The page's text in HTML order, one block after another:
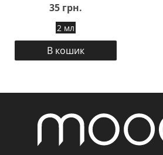
35 грн.
2 мл
В кошик